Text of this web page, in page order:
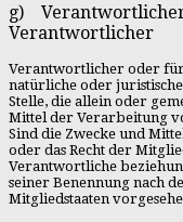
g)
Verantwortlicher
Verantwortlicher oder
natürliche oder
Stelle, die allein oder
Mittel der Verarbeitung
Sind die Zwecke und
oder das Recht der
Verantwortliche
seiner Benennung nach
Mitgliedstaaten